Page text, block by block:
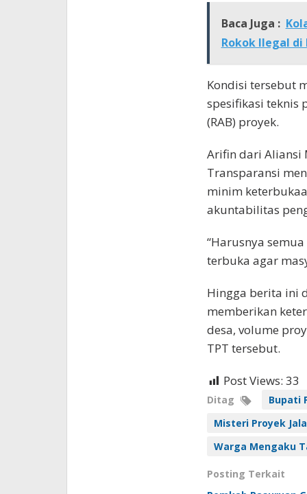
Baca Juga :
Rokok Ilegal di
Kondisi tersebut
spesifikasi teknis
(RAB) proyek.
Arifin dari Aliansi
Transparansi
minim
akuntabilitas
“Harusnya
terbuka agar
Hingga berita ini
memberikan
desa, volume
TPT tersebut.
Post Views: 33
Ditag Bupati
Misteri Proyek
Warga Mengaku
Posting Terkait